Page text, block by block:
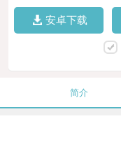
安卓下载
简介